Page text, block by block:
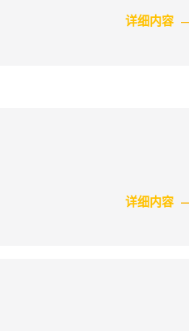
详细内容
详细内容